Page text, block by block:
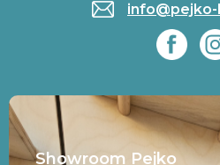
Showroom Pejko